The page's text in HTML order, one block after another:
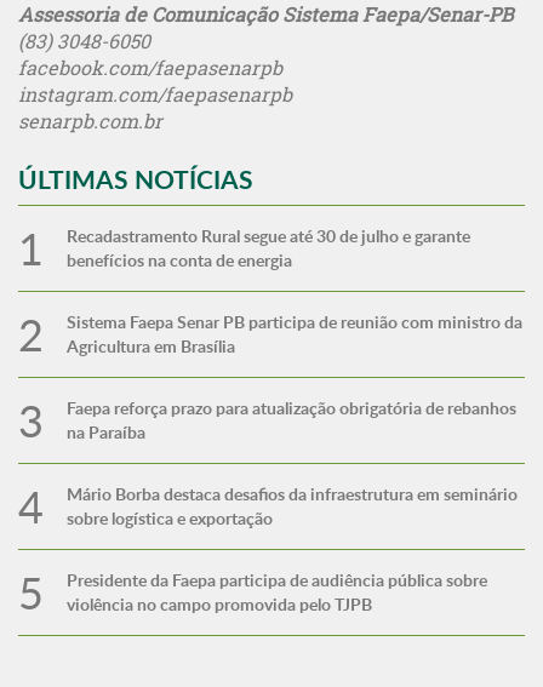
Assessoria de Comunicação Sistema Faepa/Senar-PB
(83) 3048-6050
facebook.com/faepasenarpb
instagram.com/faepasenarpb
senarpb.com.br
ÚLTIMAS NOTÍCIAS
Recadastramento Rural segue até 30 de julho e garante
benefícios na conta de energia
Sistema Faepa Senar PB participa de reunião com ministro da
Agricultura em Brasília
Faepa reforça prazo para atualização obrigatória de rebanhos
na Paraíba
Mário Borba destaca desafios da infraestrutura em seminário
sobre logística e exportação
Presidente da Faepa participa de audiência pública sobre
violência no campo promovida pelo TJPB